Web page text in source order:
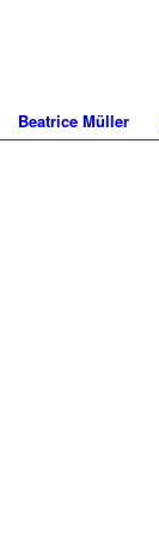
Beatrice Müller